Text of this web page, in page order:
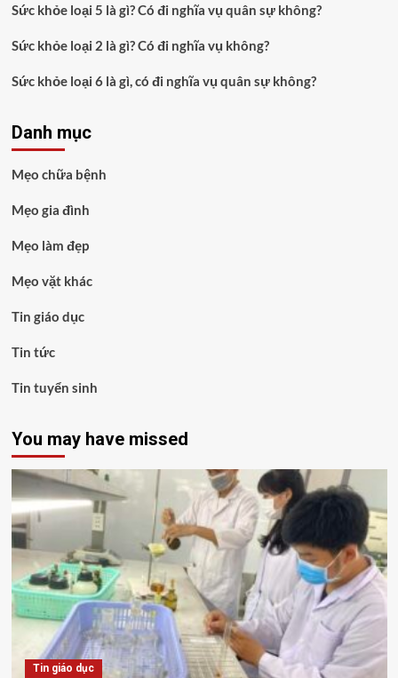
Sức khỏe loại 5 là gì? Có đi nghĩa vụ quân sự không?
Sức khỏe loại 2 là gì? Có đi nghĩa vụ không?
Sức khỏe loại 6 là gì, có đi nghĩa vụ quân sự không?
Danh mục
Mẹo chữa bệnh
Mẹo gia đình
Mẹo làm đẹp
Mẹo vặt khác
Tin giáo dục
Tin tức
Tin tuyển sinh
You may have missed
Tin giáo dục